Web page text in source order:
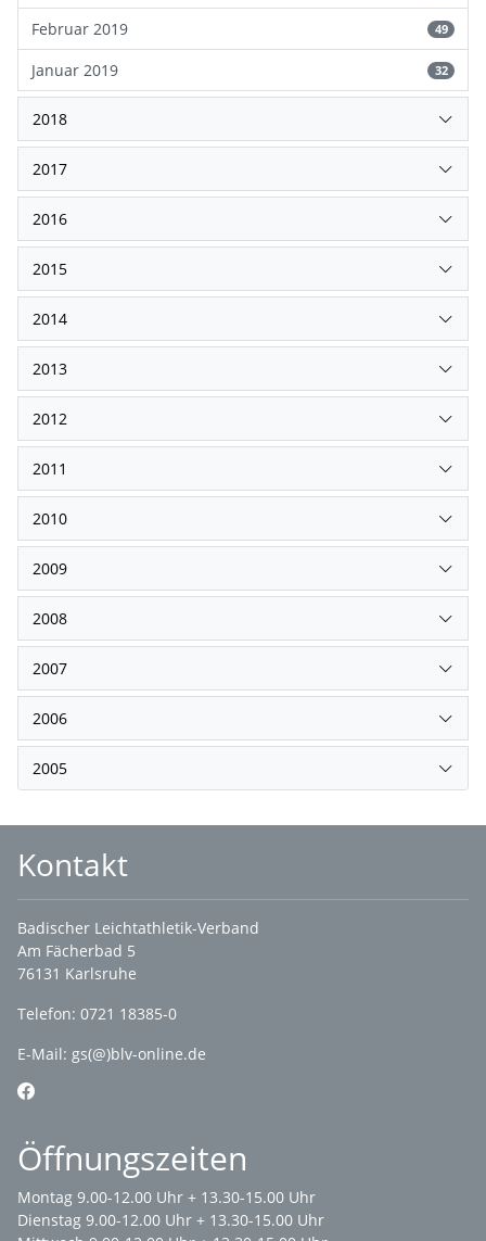
Februar 2019 49
Januar 2019 32
2018
2017
2016
2015
2014
2013
2012
2011
2010
2009
2008
2007
2006
2005
Kontakt
Badischer Leichtathletik-Verband
Am Fächerbad 5
76131 Karlsruhe
Telefon: 0721 18385-0
E-Mail: gs(@)blv-online.de
Öffnungszeiten
Montag 9.00-12.00 Uhr + 13.30-15.00 Uhr
Dienstag 9.00-12.00 Uhr + 13.30-15.00 Uhr